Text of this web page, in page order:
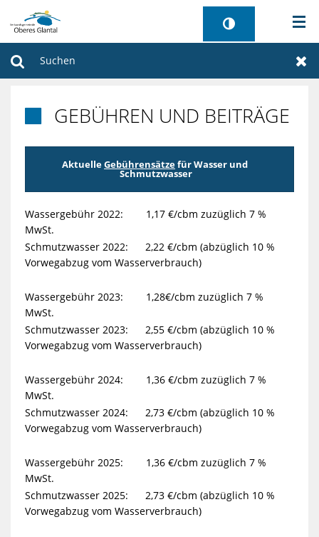
AKTUELLES
VERWALTUNG
GEMEINDEN
TOURISMUS
GEBÜHREN UND BEITRÄGE
Aktuelle Gebührensätze für Wasser und
Schmutzwasser
Wassergebühr 2022: 1,17 €/cbm zuzüglich 7 %
MwSt.
Schmutzwasser 2022: 2,22 €/cbm (abzüglich 10 %
Vorwegabzug vom Wasserverbrauch)
Wassergebühr 2023: 1,28€/cbm zuzüglich 7 %
MwSt.
Schmutzwasser 2023: 2,55 €/cbm (abzüglich 10 %
Vorwegabzug vom Wasserverbrauch)
Wassergebühr 2024: 1,36 €/cbm zuzüglich 7 %
MwSt.
Schmutzwasser 2024: 2,73 €/cbm (abzüglich 10 %
Vorwegabzug vom Wasserverbrauch)
Wassergebühr 2025: 1,36 €/cbm zuzüglich 7 %
MwSt.
Schmutzwasser 2025: 2,73 €/cbm (abzüglich 10 %
Vorwegabzug vom Wasserverbrauch)